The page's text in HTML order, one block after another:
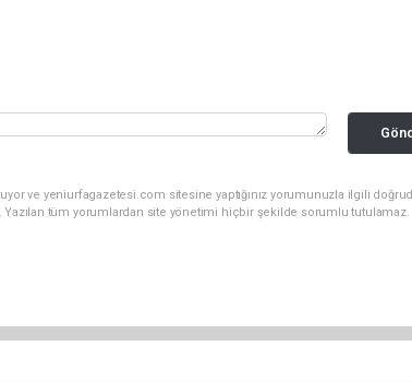
ve yeniurfagazetesi.com sitesine yaptığınız yorumunuzla ilgili
Yazılan tüm yorumlardan site yönetimi hiçbir şekilde sorumlu tutulamaz.